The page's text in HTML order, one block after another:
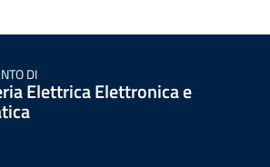
DI
Elettrica Elettronica e